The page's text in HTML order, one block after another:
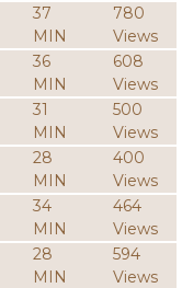
37
MIN
780
Views
36
MIN
608
Views
31
MIN
500
Views
28
MIN
400
Views
34
MIN
464
Views
28
MIN
594
Views